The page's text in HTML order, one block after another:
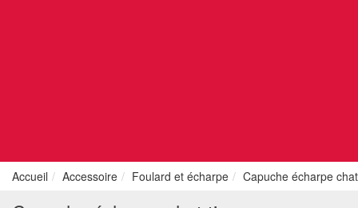
Accueil Accessoire Foulard et écharpe Capuche écharpe